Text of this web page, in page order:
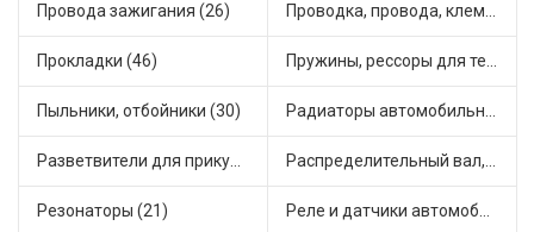
Провода зажигания (26) Проводка, провода, клеммы и разъемы (20)
Прокладки (46) Пружины, рессоры для техники (19)
Пыльники, отбойники (30) Радиаторы автомобильные (18)
Разветвители для прикуривателя (4) Распределительный вал, шестерни распределительного (5)
Резонаторы (21) Реле и датчики автомобильные (95)